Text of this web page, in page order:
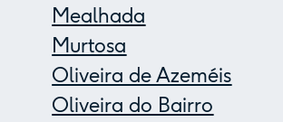
Mealhada
Murtosa
Oliveira de Azeméis
Oliveira do Bairro